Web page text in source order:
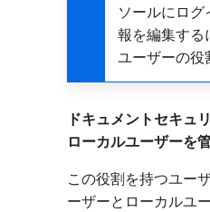
ソールにロ
報を編集する
ユーザーの役
ドキュメントセキュ
ローカルユーザーを
この役割を持つユー
ーザーとローカルユ